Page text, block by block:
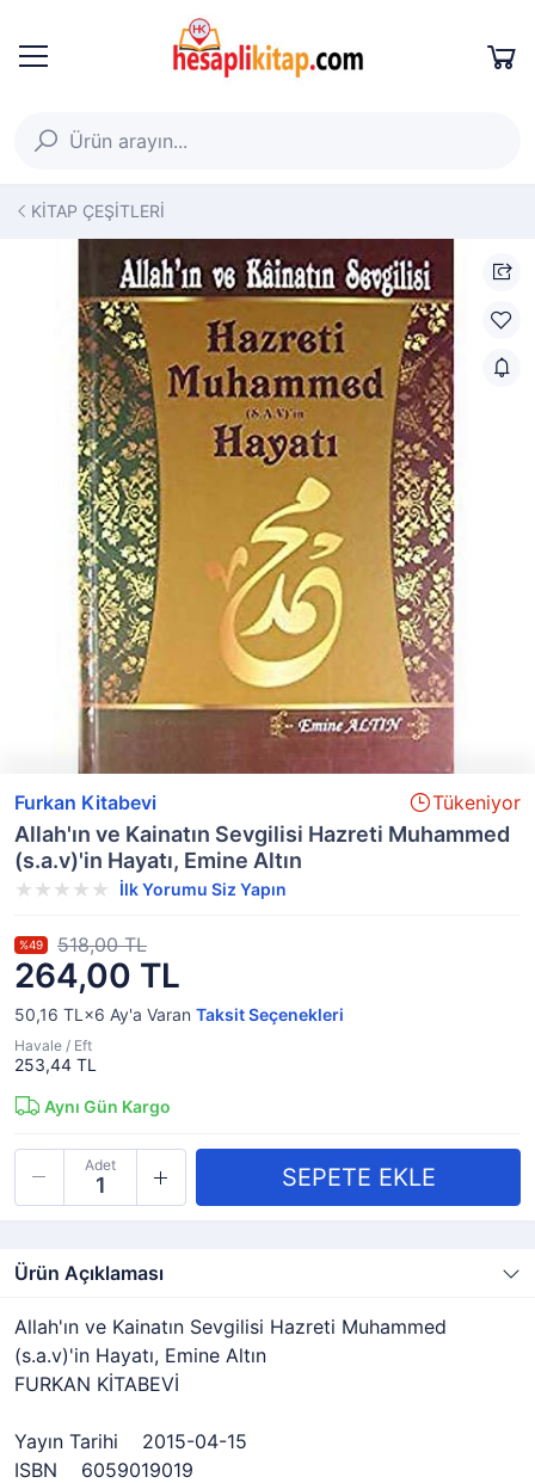
KİTAP ÇEŞİTLERİ
Furkan Kitabevi Tükeniyor
Allah'ın ve Kainatın Sevgilisi Hazreti Muhammed
(s.a.v)'in Hayatı, Emine Altın
İlk Yorumu Siz Yapın
264,00 TL
%49 518,00 TL
50,16 TL×6 Ay'a Varan Taksit Seçenekleri
Havale / Eft
253,44 TL
Aynı Gün Kargo
Adet
Ürün Açıklaması
Allah'ın ve Kainatın Sevgilisi Hazreti Muhammed
(s.a.v)'in Hayatı, Emine Altın
FURKAN KİTABEVİ
Yayın Tarihi 2015-04-15
ISBN 6059019019